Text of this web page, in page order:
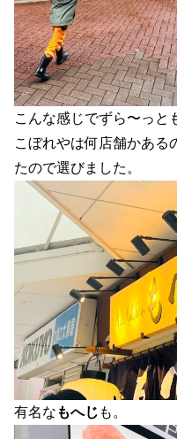
こんな感じでずら〜っと
こぼれやは何店舗かある
たので選びました。
有名な もへじ も。